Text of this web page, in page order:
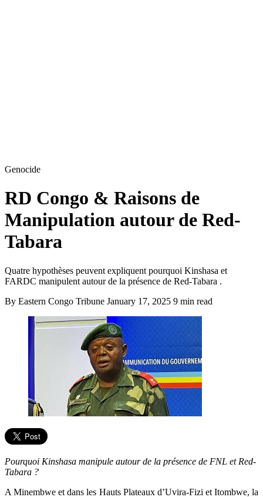
Genocide
RD Congo & Raisons de
Manipulation autour de Red-
Tabara
Quatre hypothèses peuvent expliquent pourquoi Kinshasa et
FARDC manipulent autour de la présence de Red-Tabara .
By Eastern Congo Tribune January 17, 2025 9 min read
Pourquoi Kinshasa manipule autour de la présence de FNL et Red-
Tabara ?
A Minembwe et dans les Hauts Plateaux d’Uvira-Fizi et Itombwe, la